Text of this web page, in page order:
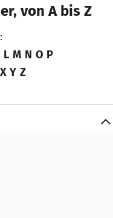
von A bis Z
L M N O P
X Y Z